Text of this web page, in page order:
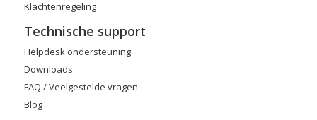
Klachtenregeling
Technische support
Helpdesk ondersteuning
Downloads
FAQ / Veelgestelde vragen
Blog